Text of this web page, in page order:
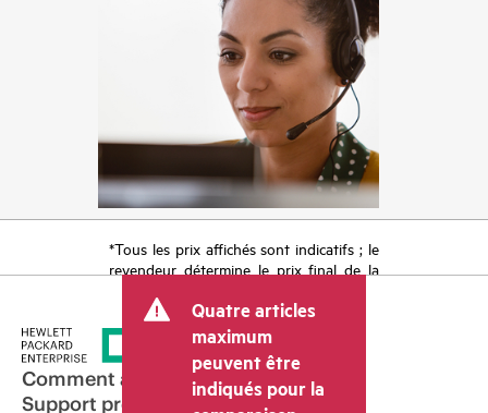
*Tous les prix affichés sont indicatifs ; le
revendeur détermine le prix final de la
tels que la TVA ou les taxes sur la vente
et les frais d’expédition. Le prix de la
transaction déterminé par le revendeur
peut varier par rapport à d’autres
revendeurs et au prix indicatif affiché.
Quatre articles
maximum
peuvent être
indiqués pour la
Comment acheter
Support produit